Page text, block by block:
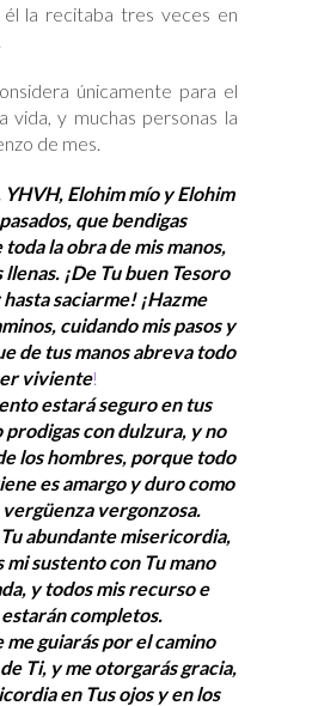
la recitaba tres veces en
únicamente para el
vida, y muchas personas la
de mes.
Elohim mío y Elohim
que bendigas
toda la obra de mis manos,
llenas. ¡De Tu buen Tesoro
saciarme! ¡Hazme
cuidando mis pasos y
de tus manos abreva todo
viviente!
estará seguro en tus
prodigas con dulzura, y no
los hombres, porque todo
es amargo y duro como
vergonzosa.
abundante misericordia,
mi sustento con Tu mano
y todos mis recurso e
completos.
me guiarás por el camino
Ti, y me otorgarás gracia,
en Tus ojos y en los